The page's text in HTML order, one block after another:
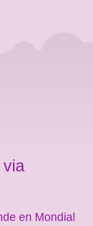
via
en Mondial